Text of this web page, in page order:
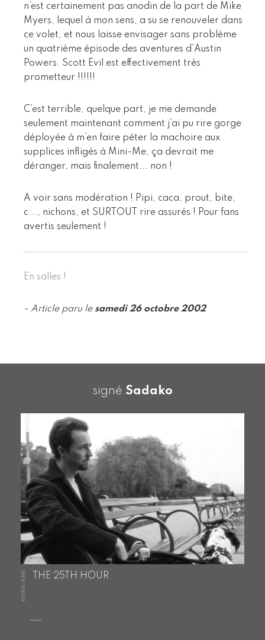
n’est certainement pas anodin de la part de Mike
Myers, lequel à mon sens, a su se renouveler dans
ce volet, et nous laisse envisager sans problème
un quatrième épisode des aventures d’Austin
Powers. Scott Evil est effectivement très
prometteur !!!!!!
C’est terrible, quelque part, je me demande
seulement maintenant comment j’ai pu rire gorge
déployée à m’en faire péter la machoire aux
supplices infligés à Mini-Me, ça devrait me
déranger, mais finalement... non !
A voir sans modération ! Pipi, caca, prout, bite,
c..., nichons, et SURTOUT rire assurés ! Pour fans
avertis seulement !
En salles !
- Article paru le samedi 26 octobre 2002
signé Sadako
HORS-ASIE THE 25TH HOUR